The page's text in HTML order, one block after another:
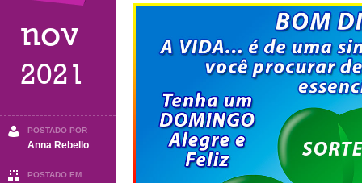
nov
2021
POSTADO POR
Anna Rebello
POSTADO EM